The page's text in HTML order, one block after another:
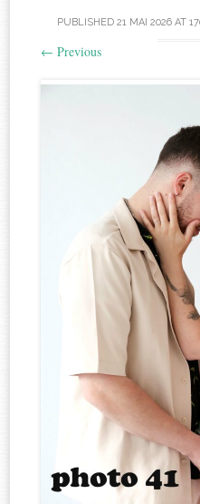
PUBLISHED 21 MAI 2026 AT
← Previous